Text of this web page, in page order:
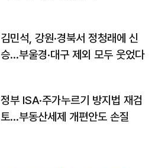
김민석, 강원·경북서 정청래에 신
승…부울경·대구 제외 모두 웃었다
정부 ISA·주가누르기 방지법 재검
토…부동산세제 개편안도 손질